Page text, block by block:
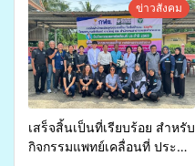
ข่าวสังคม
เสร็จสิ้นเป็นที่เรียบร้อย สำหรับ
กิจกรรมแพทย์เคลื่อนที่ ประจำ